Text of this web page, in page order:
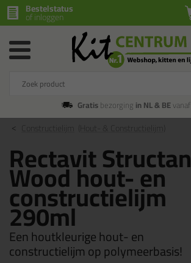
Bestelstatus
of inloggen
Gratisbezorging in NL & BEvanaf
Rectavit Structan
Wood hout- en
constructielijm
290ml
Een houtkleurige hout- en
constructielijm op polymeerbasis!